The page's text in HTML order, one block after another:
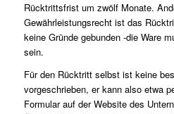
Rücktrittsfrist um zwölf Monate.
Gewährleistungsrecht ist das
keine Gründe gebunden -die Ware
sein.
Für den Rücktritt selbst ist keine
vorgeschrieben, er kann also etwa
Formular auf der Website des